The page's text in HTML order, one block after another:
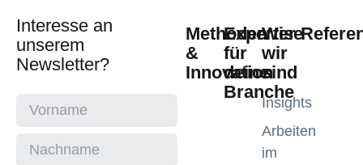
Interesse an
unserem
Newsletter?
Methoden
&
Innovation
Expertise
für
deine
Branche
Wer
wir
sind
Insights
Arbeiten
im